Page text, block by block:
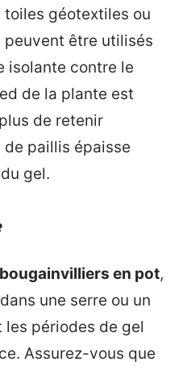
toiles géotextiles ou
peuvent être utilisés
isolante contre le
de la plante est
de retenir
de paillis épaisse
gel.
bougainvilliers en pot,
une serre ou un
périodes de gel
Assurez-vous que